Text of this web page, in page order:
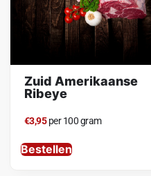
Zuid Amerikaanse
Ribeye
€3,95per 100 gram
Bestellen